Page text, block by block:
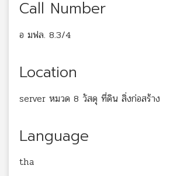
Call Number
อ มฟล. 8.3/4
Location
server หมวด 8 วัสดุ ที่ดิน สิ่งก่อสร้าง
Language
tha